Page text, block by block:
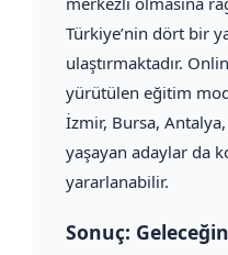
Türkiye’nin dört bir
ulaştırmaktadır.
yürütülen eğitim
İzmir, Bursa,
yaşayan adaylar da
yararlanabilir.
Sonuç: